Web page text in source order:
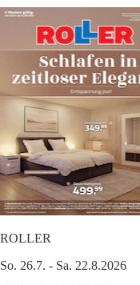
ROLLER
So. 26.7. - Sa. 22.8.2026